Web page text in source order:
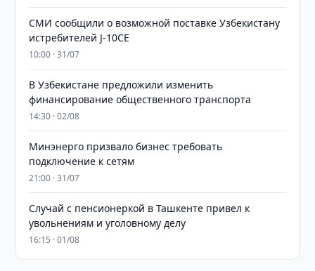
СМИ сообщили о возможной поставке Узбекистану
истребителей J-10CE
10:00 · 31/07
В Узбекистане предложили изменить
финансирование общественного транспорта
14:30 · 02/08
Минэнерго призвало бизнес требовать
подключение к сетям
21:00 · 31/07
Случай с пенсионеркой в Ташкенте привел к
увольнениям и уголовному делу
16:15 · 01/08